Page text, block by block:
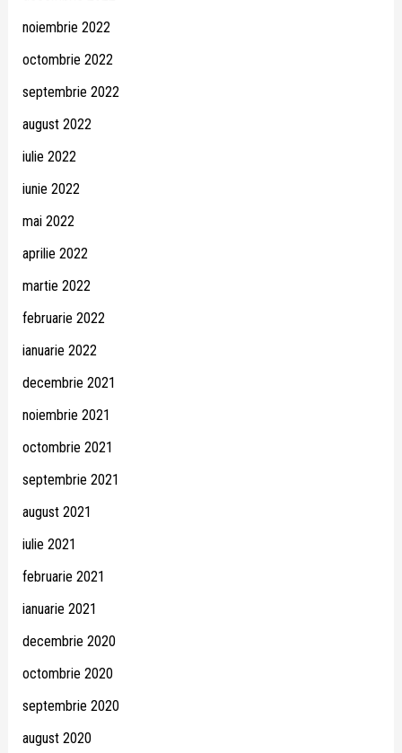
noiembrie 2022
octombrie 2022
septembrie 2022
august 2022
iulie 2022
iunie 2022
mai 2022
aprilie 2022
martie 2022
februarie 2022
ianuarie 2022
decembrie 2021
noiembrie 2021
octombrie 2021
septembrie 2021
august 2021
iulie 2021
februarie 2021
ianuarie 2021
decembrie 2020
octombrie 2020
septembrie 2020
august 2020